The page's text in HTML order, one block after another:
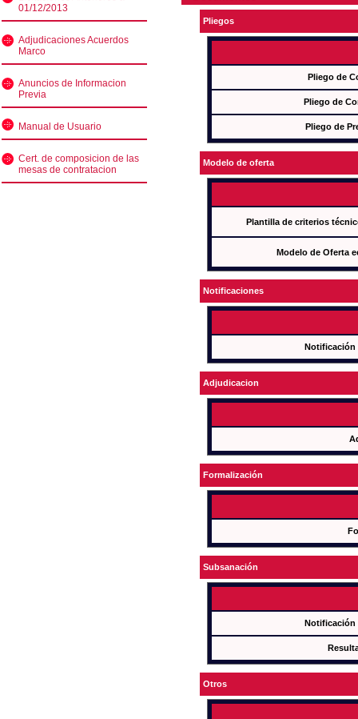
01/12/2013
Adjudicaciones Acuerdos
Marco
Anuncios de Informacion
Previa
Manual de Usuario
Cert. de composicion de las
mesas de contratacion
Pliegos
Pliego de
Pliego de
Pliego de
Modelo de oferta
Plantilla de criterios
Modelo de Oferta
Notificaciones
Notificación
Adjudicacion
Formalización
Subsanación
Notificación
Otros